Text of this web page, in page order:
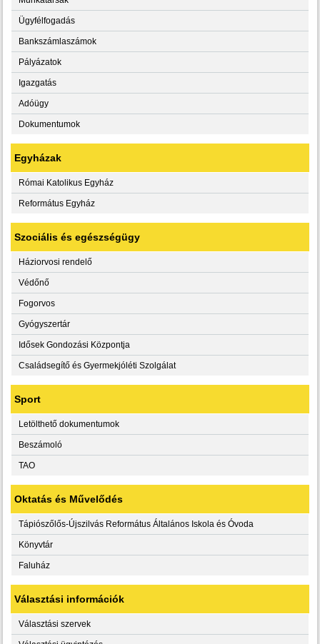
Ügyfélfogadás
Bankszámlaszámok
Pályázatok
Igazgatás
Adóügy
Dokumentumok
Egyházak
Római Katolikus Egyház
Református Egyház
Szociális és egészségügy
Háziorvosi rendelő
Védőnő
Fogorvos
Gyógyszertár
Idősek Gondozási Központja
Családsegítő és Gyermekjóléti Szolgálat
Sport
Letölthető dokumentumok
Beszámoló
TAO
Oktatás és Művelődés
Tápiószőlős-Újszilvás Református Általános Iskola és Óvoda
Könyvtár
Faluház
Választási információk
Választási szervek